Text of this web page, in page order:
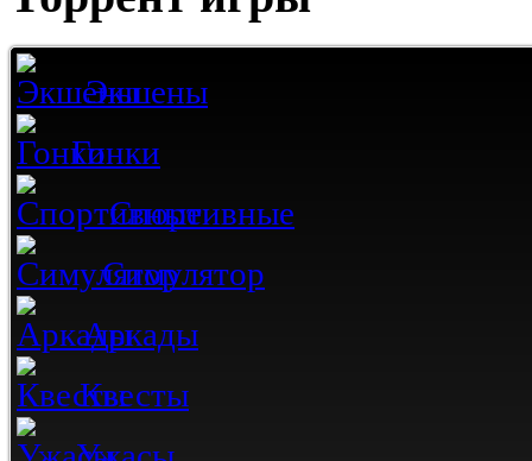
Экшены
Гонки
Спортивные
Симулятор
Аркады
Квесты